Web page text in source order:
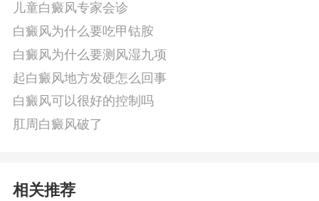
儿童白癜风专家会诊
白癜风为什么要吃甲钴胺
白癜风为什么要测风湿九项
起白癜风地方发硬怎么回事
白癜风可以很好的控制吗
肛周白癜风破了
相关推荐